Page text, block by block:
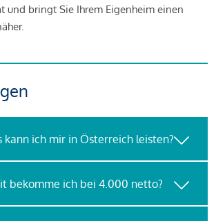
und bringt Sie Ihrem Eigenheim einen
kann ich mir in Österreich leisten?
bekomme ich bei 4.000 netto?